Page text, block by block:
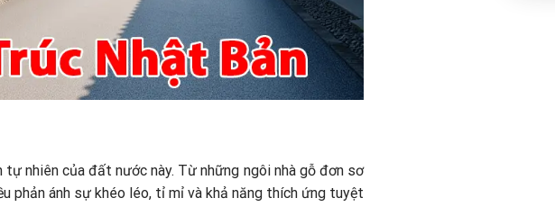
nhiên của đất nước này. Từ những ngôi nhà gỗ đơn sơ
phản ánh sự khéo léo, tỉ mỉ và khả năng thích ứng tuyệt